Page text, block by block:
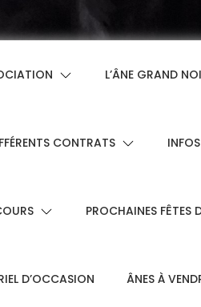
L’ÂNE GRAND
CONTRATS
PROCHAINES FÊTES
D’OCCASION ÂNES À